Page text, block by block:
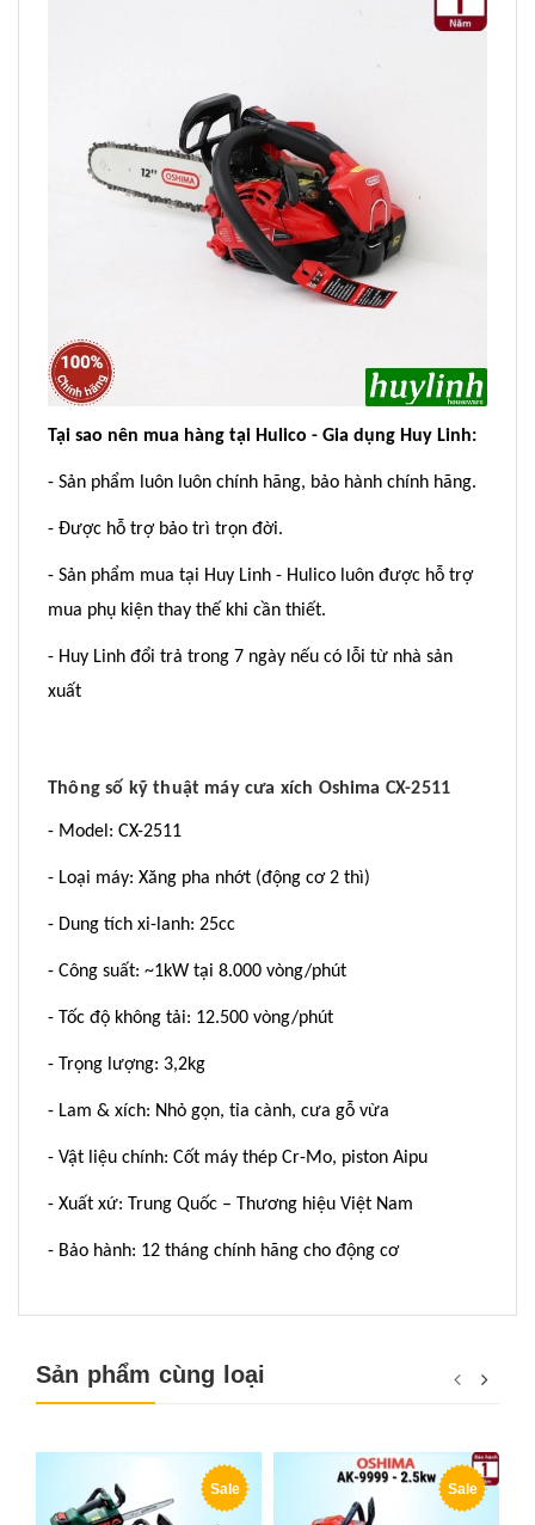
Tại sao nên mua hàng tại Hulico - Gia dụng Huy Linh:
- Sản phẩm luôn luôn chính hãng, bảo hành chính hãng.
- Được hỗ trợ bảo trì trọn đời.
- Sản phẩm mua tại Huy Linh - Hulico luôn được hỗ trợ
mua phụ kiện thay thế khi cần thiết.
- Huy Linh đổi trả trong 7 ngày nếu có lỗi từ nhà sản
xuất
Thông số kỹ thuật máy cưa xích Oshima CX-2511
- Model: CX-2511
- Loại máy: Xăng pha nhớt (động cơ 2 thì)
- Dung tích xi-lanh: 25cc
- Công suất: ~1kW tại 8.000 vòng/phút
- Tốc độ không tải: 12.500 vòng/phút
- Trọng lượng: 3,2kg
- Lam & xích: Nhỏ gọn, tỉa cành, cưa gỗ vừa
- Vật liệu chính: Cốt máy thép Cr-Mo, piston Aipu
- Xuất xứ: Trung Quốc – Thương hiệu Việt Nam
- Bảo hành: 12 tháng chính hãng cho động cơ
Sản phẩm cùng loại
Sale Sale